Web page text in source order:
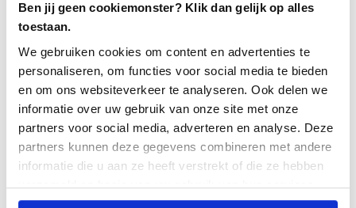
Ben jij geen cookiemonster? Klik dan gelijk op alles
toestaan.
We gebruiken cookies om content en advertenties te
personaliseren, om functies voor social media te bieden
en om ons websiteverkeer te analyseren. Ook delen we
informatie over uw gebruik van onze site met onze
partners voor social media, adverteren en analyse. Deze
partners kunnen deze gegevens combineren met andere
informatie die u aan ze heeft verstrekt of die ze hebben
verzameld op basis van uw gebruik van hun services.
genau überlegen, wie Sie die Dinge festhalten wollen.
Welche Terminologie verwenden Sie und auf welche
Konventionen einigen Sie sich. Am Anfang gab es
einige Widerstände. Jetzt sind alle froh, dass wir es
geschafft haben.
archiviert. Eine Zeit lang war ich ein wenig unbeliebt,